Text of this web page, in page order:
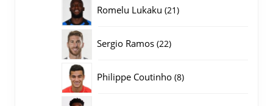
Romelu Lukaku 2121
Sergio Ramos 2222
Philippe Coutinho 88